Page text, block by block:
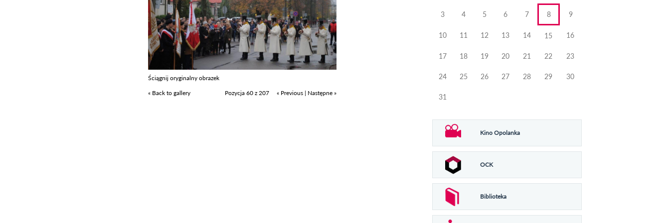
Ściągnij oryginalny obrazek
« Back to gallery
Pozycja 60 z 207 « Previous | Następne »
3 4 5 6 7 8 9
10 11 12 13 14 15 16
17 18 19 20 21 22 23
24 25 26 27 28 29 30
31
Kino Opolanka
OCK
Biblioteka